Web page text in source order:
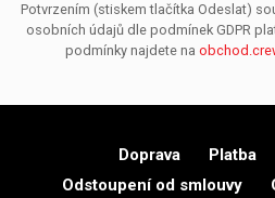
Potvrzením (stiskem tlačítka Odeslat)
osobních údajů dle podmínek GDPR
podmínky najdete na
Doprava Platba
Odstoupení od smlouvy